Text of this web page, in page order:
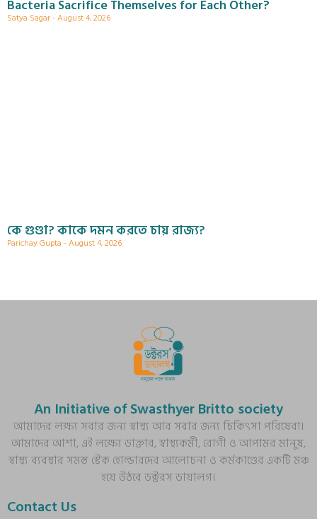
Bacteria Sacrifice Themselves for Each Other?
Satya Sagar August 4, 2026
কে গুণ্ডা? কাকে দমন করতে চায় রাজ্য?
Parichay Gupta August 4, 2026
An Initiative of Swasthyer Britto society
আমাদের লক্ষ্য সবার জন্য স্বাস্থ্য আর সবার জন্য চিকিৎসা পরিষেবা।
আমাদের আশা, এই লক্ষ্যে ডাক্তার, স্বাস্থ্যকর্মী, রোগী ও আপামর মানুষ,
স্বাস্থ্য ব্যবস্থার সমস্ত স্টেক হোল্ডারদের আলোচনা ও কর্মকাণ্ডের একটি মঞ্চ
হয়ে উঠবে ডক্টরস ডায়ালগ।
Contact Us